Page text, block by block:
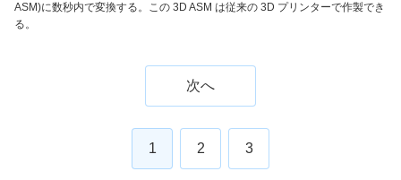
ASM)に数秒内で変換する。この 3D ASM は従来の 3D プリンターで作製でき
る。
次へ
1 2 3